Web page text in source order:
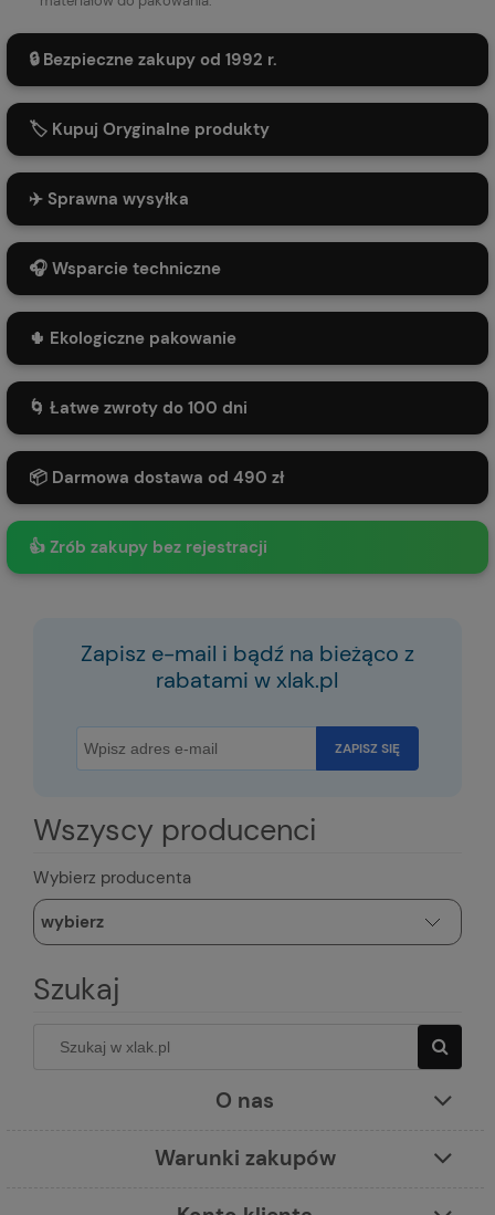
🔒 Bezpieczne zakupy od 1992 r.
🏷️ Kupuj Oryginalne produkty
✈️ Sprawna wysyłka
🎧 Wsparcie techniczne
🌵 Ekologiczne pakowanie
🌀 Łatwe zwroty do 100 dni
📦 Darmowa dostawa od 490 zł
👍 Zrób zakupy bez rejestracji
Zapisz e-mail i bądź na bieżąco z
rabatami w xlak.pl
ZAPISZ SIĘ
Wszyscy producenci
Wybierz producenta
Szukaj
O nas
Warunki zakupów